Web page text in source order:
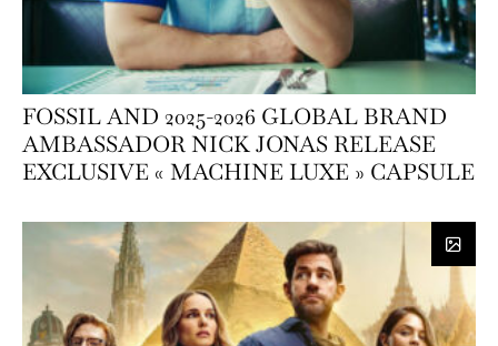
FOSSIL AND 2025-2026 GLOBAL BRAND
AMBASSADOR NICK JONAS RELEASE
EXCLUSIVE « MACHINE LUXE » CAPSULE